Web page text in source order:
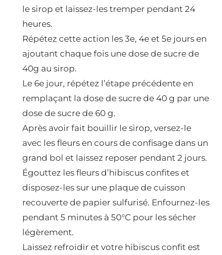
le sirop et laissez-les tremper pendant 24
heures.
Répétez cette action les 3e, 4e et 5e jours en
ajoutant chaque fois une dose de sucre de
40g au sirop.
Le 6e jour, répétez l’étape précédente en
remplaçant la dose de sucre de 40 g par une
dose de sucre de 60 g.
Après avoir fait bouillir le sirop, versez-le
avec les fleurs en cours de confisage dans un
grand bol et laissez reposer pendant 2 jours.
Égouttez les fleurs d’hibiscus confites et
disposez-les sur une plaque de cuisson
recouverte de papier sulfurisé. Enfournez-les
pendant 5 minutes à 50°C pour les sécher
légèrement.
Laissez refroidir et votre hibiscus confit est